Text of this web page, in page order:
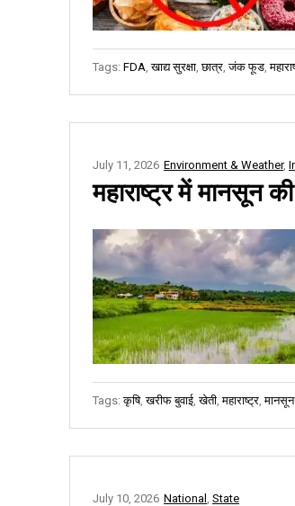
Tags: FDA ,खाद्य सुरक्षा ,छात्र ,जंक फूड ,
Environment & Weather,
July 11, 2026
महाराष्ट्र में मानसून
Tags:कृषि,खरीफ बुवाई,खेती ,महाराष्ट्र ,मानसून
National State
July 10, 2026